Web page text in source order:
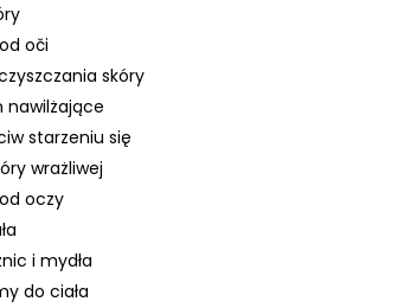
oči
skóry
nawilżające
starzeniu się
wrażliwej
oczy
i mydła
do ciała